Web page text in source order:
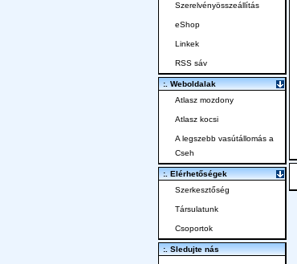
Szerelvényösszeállítás
eShop
Linkek
RSS sáv
:. Weboldalak
Atlasz mozdony
Atlasz kocsi
A legszebb vasútállomás a
Cseh
:. Elérhetőségek
Szerkesztőség
Társulatunk
Csoportok
:. Sledujte nás